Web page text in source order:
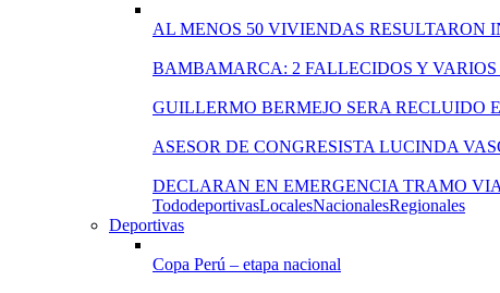
AL MENOS 50 VIVIENDAS
BAMBAMARCA: 2 FALLECIDOS Y
GUILLERMO BERMEJO SERA RECLUIDO
ASESOR DE CONGRESISTA LUCINDA
DECLARAN EN EMERGENCIA TRAMO
TododeportivasLocalesNacionalesRegionales
Deportivas
Copa Perú – etapa nacional